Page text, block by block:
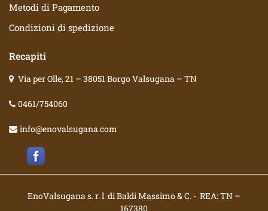
Metodi di Pagamento
Condizioni di spedizione
Recapiti
Via per Olle, 21 – 38051 Borgo Valsugana – TN
0461/754060
info@enovalsugana.com
EnoValsugana s. r. l. di Baldi Massimo & C. - REA: TN –
167380